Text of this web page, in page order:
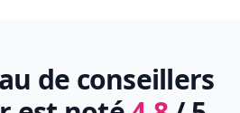
de conseillers